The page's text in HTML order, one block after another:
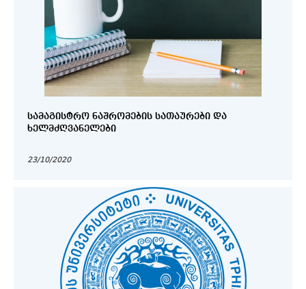
ᲡᲐᲛᲐᲒᲘᲡᲢᲠᲝ ᲜᲐᲨᲠᲝᲛᲔᲑᲘᲡ ᲡᲐᲗᲐᲣᲠᲔᲑᲘ ᲓᲐ
ᲮᲔᲚᲛᲫᲦᲕᲐᲜᲔᲚᲔᲑᲘ
23/10/2020